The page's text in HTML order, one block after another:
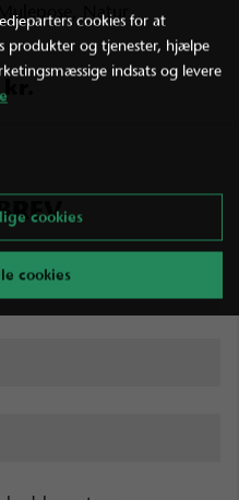
Natur
cookies for at
produkter og tjenester, hjælpe
indsats og levere
cookies
cookies